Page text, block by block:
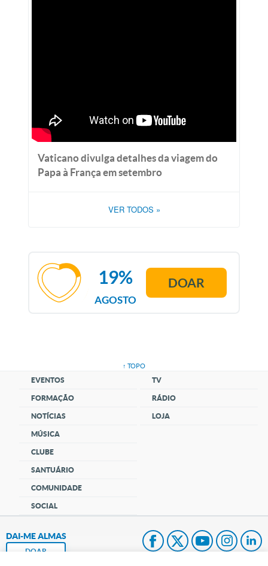
Vaticano divulga detalhes da viagem do
Papa à França em setembro
VER TODOS »
AGOSTO
19% DOAR
↑ TOPO
EVENTOS
FORMAÇÃO
NOTÍCIAS
MÚSICA
CLUBE
SANTUÁRIO
COMUNIDADE
SOCIAL
TV
RÁDIO
LOJA
DAI-ME ALMAS
DOAR